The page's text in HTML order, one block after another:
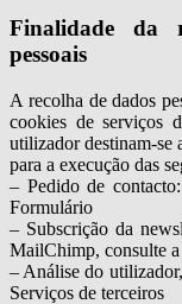
Finalidade da
pessoais
A recolha de dados
cookies de serviços
utilizador destinam-
para a execução das
– Pedido de
Formulário
– Subscrição da
MailChimp, consulte
– Análise do
Serviços de terceiros